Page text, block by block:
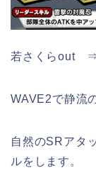
若さくらout
WAVE2で静流
自然のSRアタ
ルをします。